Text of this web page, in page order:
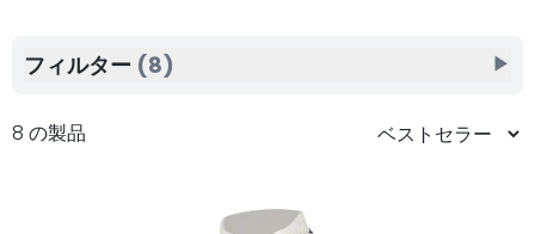
8 の製品
フィルター (8) ▶